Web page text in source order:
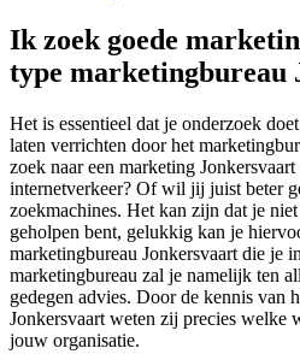
Ik zoek goede
type marketingbureau
Het is essentieel dat je onderzoek
laten verrichten door het
zoek naar een marketing
internetverkeer? Of wil jij juist beter
zoekmachines. Het kan zijn dat je
geholpen bent, gelukkig kan je
marketingbureau Jonkersvaart die je
marketingbureau zal je namelijk ten
gedegen advies. Door de kennis van
Jonkersvaart weten zij precies welke
jouw organisatie.